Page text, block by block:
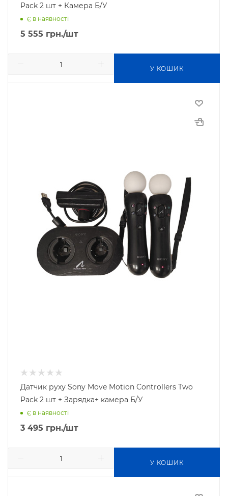
Pack 2 шт + Камера Б/У
Є в наявності
5 555 грн./шт
У КОШИК
Датчик руху Sony Move Motion Controllers Two
Pack 2 шт + Зарядка+ камера Б/У
Є в наявності
3 495 грн./шт
У КОШИК